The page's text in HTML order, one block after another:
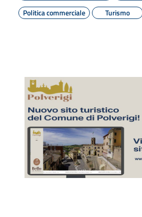
Politica commerciale
Turismo